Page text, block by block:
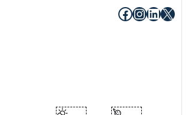
Facebook
X